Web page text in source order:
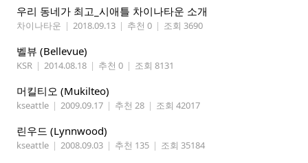
우리 동네가 최고_시애틀 차이나타운 소개
차이나타운 | 2018.09.13 | 추천 0 | 조회 3690
벨뷰 (Bellevue)
KSR | 2014.08.18 | 추천 0 | 조회 8131
머킬티오 (Mukilteo)
kseattle | 2009.09.17 | 추천 28 | 조회 42017
린우드 (Lynnwood)
kseattle | 2008.09.03 | 추천 135 | 조회 35184